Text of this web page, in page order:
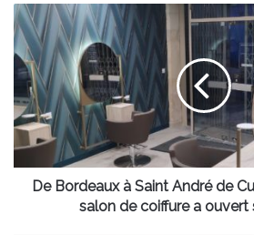
De
Bordeaux
à
Saint
André
de
Cubzac
:
un
nouveau
De Bordeaux à Saint André de
salon de coiffure a ouvert